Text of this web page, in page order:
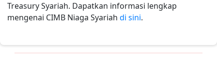
Treasury Syariah. Dapatkan informasi lengkap
mengenai CIMB Niaga Syariah di sini.